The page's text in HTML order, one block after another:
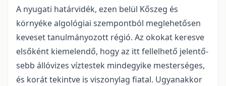
A nyugati határvidék, ezen belül Kőszeg és
környéke algológiai szempontból meglehető­sen
keveset tanulmányozott régió. Az okokat keresve
elsőként kiemelendő, hogy az itt fellelhető jelentő­
sebb állóvizes víztestek mindegyike mesterséges,
és korát tekintve is viszonylag fiatal. Ugyanakkor